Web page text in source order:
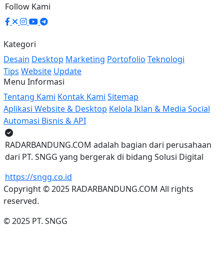
Follow Kami
Kategori
Desain Desktop Marketing Portofolio Teknologi
Tips Website Update
Menu Informasi
Tentang Kami Kontak Kami Sitemap
Aplikasi Website & Desktop Kelola Iklan & Media Social
Automasi Bisnis & API
RADARBANDUNG.COM adalah bagian dari perusahaan
dari PT. SNGG yang bergerak di bidang Solusi Digital
https://sngg.co.id
Copyright © 2025 RADARBANDUNG.COM All rights
reserved.
© 2025 PT. SNGG